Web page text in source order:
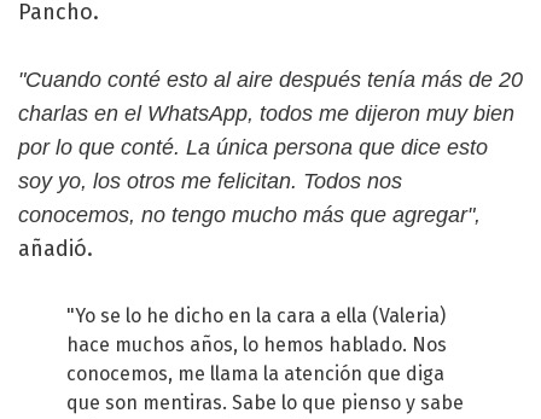
Pancho.
"Cuando conté esto al aire después tenía más de 20
charlas en el WhatsApp, todos me dijeron muy bien
por lo que conté. La única persona que dice esto
soy yo, los otros me felicitan. Todos nos
conocemos, no tengo mucho más que agregar",
añadió.
"Yo se lo he dicho en la cara a ella (Valeria)
hace muchos años, lo hemos hablado. Nos
conocemos, me llama la atención que diga
que son mentiras. Sabe lo que pienso y sabe